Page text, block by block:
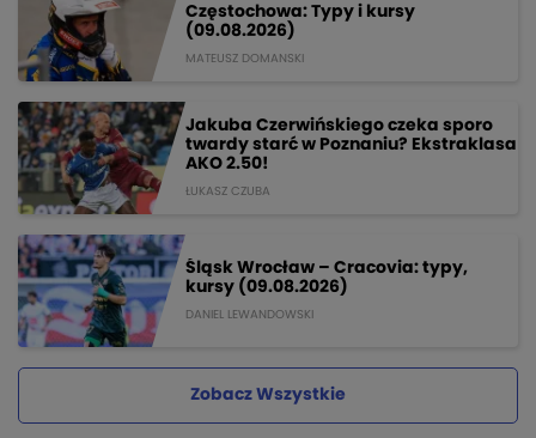
Częstochowa: Typy i kursy
(09.08.2026)
MATEUSZ DOMANSKI
Jakuba Czerwińskiego czeka sporo
twardy starć w Poznaniu? Ekstraklasa
AKO 2.50!
ŁUKASZ CZUBA
Śląsk Wrocław – Cracovia: typy,
kursy (09.08.2026)
DANIEL LEWANDOWSKI
Zobacz Wszystkie